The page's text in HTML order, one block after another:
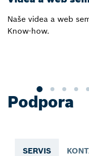
Naše videa a web
Know-how.
Podpora
SERVIS